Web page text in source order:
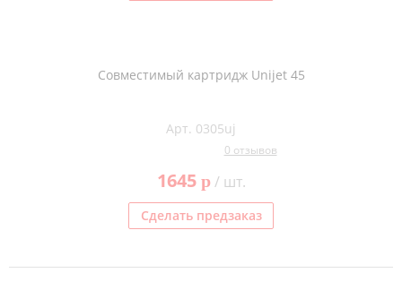
Совместимый картридж Unijet 45
Арт. 0305uj
0 отзывов
1645 p/ шт.
Сделать предзаказ